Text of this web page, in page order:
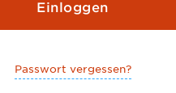
Passwort vergessen?